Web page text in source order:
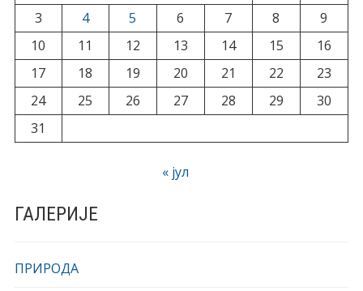
3
4 5 6 7 8
9
10
11 12 13 14 15
16
17
18 19 20 21 22
23
24
25 26 27 28 29
30
31
« јул
ГАЛЕРИЈЕ
ПРИРОДА